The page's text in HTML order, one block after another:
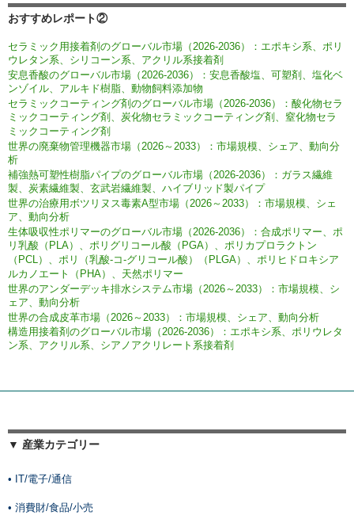
おすすめレポート②
セラミック用接着剤のグローバル市場（2026-2036）：エポキシ系、ポリ
ウレタン系、シリコーン系、アクリル系接着剤
安息香酸のグローバル市場（2026-2036）：安息香酸塩、可塑剤、塩化ベ
ンゾイル、アルキド樹脂、動物飼料添加物
セラミックコーティング剤のグローバル市場（2026-2036）：酸化物セラ
ミックコーティング剤、炭化物セラミックコーティング剤、窒化物セラ
ミックコーティング剤
世界の廃棄物管理機器市場（2026～2033）：市場規模、シェア、動向分
析
補強熱可塑性樹脂パイプのグローバル市場（2026-2036）：ガラス繊維
製、炭素繊維製、玄武岩繊維製、ハイブリッド製パイプ
世界の治療用ボツリヌス毒素A型市場（2026～2033）：市場規模、シェ
ア、動向分析
生体吸収性ポリマーのグローバル市場（2026-2036）：合成ポリマー、ポ
リ乳酸（PLA）、ポリグリコール酸（PGA）、ポリカプロラクトン
（PCL）、ポリ（乳酸-コ-グリコール酸）（PLGA）、ポリヒドロキシア
ルカノエート（PHA）、天然ポリマー
世界のアンダーデッキ排水システム市場（2026～2033）：市場規模、シ
ェア、動向分析
世界の合成皮革市場（2026～2033）：市場規模、シェア、動向分析
構造用接着剤のグローバル市場（2026-2036）：エポキシ系、ポリウレタ
ン系、アクリル系、シアノアクリレート系接着剤
▼ 産業カテゴリー
• IT/電子/通信
• 消費財/食品/小売